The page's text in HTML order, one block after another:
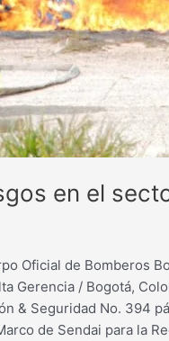
en el
Oficial de Bomberos
Gerencia / Bogotá,
& Seguridad No.
de Sendai para la